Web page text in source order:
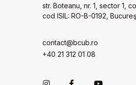
str. Boteanu, nr. 1, sector 1,
cod ISIL: RO-B-0192,
contact@bcub.ro
+40 21 312 01 08